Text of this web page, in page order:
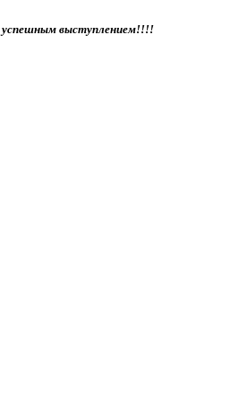
успешным выступлением!!!!